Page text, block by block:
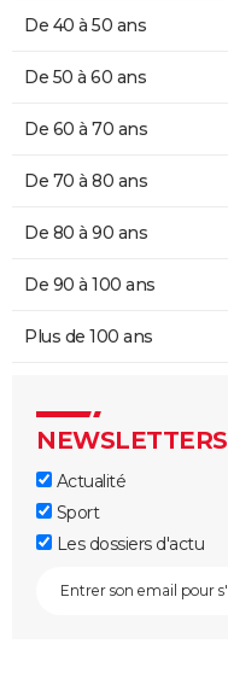
De 40 à 50 ans
De 50 à 60 ans
De 60 à 70 ans
De 70 à 80 ans
De 80 à 90 ans
De 90 à 100 ans
Plus de 100 ans
NEWSLETTERS
Actualité
Sport
Les dossiers d'actu